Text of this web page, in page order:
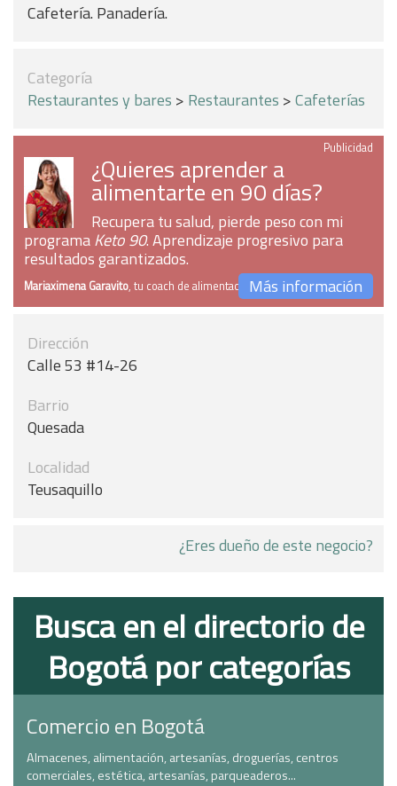
Cafetería. Panadería.
Categoría
Restaurantes y bares > Restaurantes >Cafeterías
Publicidad
¿Quieres aprender a
alimentarte en 90 días?
Recupera tu salud, pierde peso con mi
programaKeto 90. Aprendizaje progresivo para
resultados garantizados.
Mariaximena Garavito, tu coach de alimentaciónMás información
Dirección
Calle 53 #14-26
Barrio
Quesada
Localidad
Teusaquillo
¿Eres dueño de este negocio?
Busca en el directorio de
Bogotá por categorías
Comercio en Bogotá
Almacenes, alimentación, artesanías, droguerías, centros
comerciales, estética, artesanías, parqueaderos...